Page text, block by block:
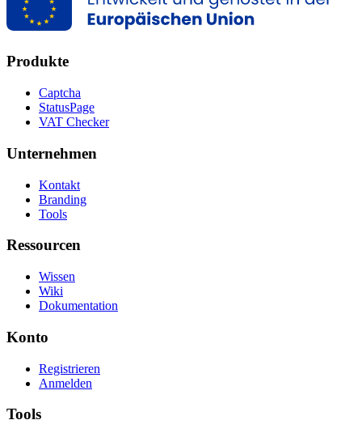
Produkte
Captcha
StatusPage
VAT Checker
Unternehmen
Kontakt
Branding
Tools
Ressourcen
Wissen
Wiki
Dokumentation
Konto
Registrieren
Anmelden
Tools